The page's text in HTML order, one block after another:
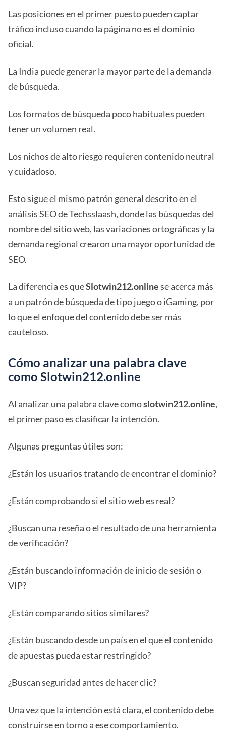
Las posiciones en el primer puesto pueden captar
tráfico incluso cuando la página no es el dominio
oficial.
La India puede generar la mayor parte de la demanda
de búsqueda.
Los formatos de búsqueda poco habituales pueden
tener un volumen real.
Los nichos de alto riesgo requieren contenido neutral
y cuidadoso.
Esto sigue el mismo patrón general descrito en el
análisis SEO de Techsslaash, donde las búsquedas del
nombre del sitio web, las variaciones ortográficas y la
demanda regional crearon una mayor oportunidad de
SEO.
La diferencia es queSlotwin212.onlinese acerca más
a un patrón de búsqueda de tipo juego o iGaming, por
lo que el enfoque del contenido debe ser más
cauteloso.
Cómo analizar una palabra clave
como Slotwin212.online
Al analizar una palabra clave comoslotwin212.online,
el primer paso es clasificar la intención.
Algunas preguntas útiles son:
¿Están los usuarios tratando de encontrar el dominio?
¿Están comprobando si el sitio web es real?
¿Buscan una reseña o el resultado de una herramienta
de verificación?
¿Están buscando información de inicio de sesión o
VIP?
¿Están comparando sitios similares?
¿Están buscando desde un país en el que el contenido
de apuestas pueda estar restringido?
¿Buscan seguridad antes de hacer clic?
Una vez que la intención está clara, el contenido debe
construirse en torno a ese comportamiento.